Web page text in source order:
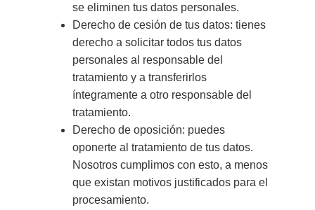
se eliminen tus datos personales.
Derecho de cesión de tus datos: tienes
derecho a solicitar todos tus datos
personales al responsable del
tratamiento y a transferirlos
íntegramente a otro responsable del
tratamiento.
Derecho de oposición: puedes
oponerte al tratamiento de tus datos.
Nosotros cumplimos con esto, a menos
que existan motivos justificados para el
procesamiento.